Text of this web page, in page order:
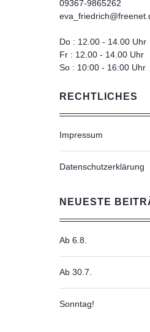
09367-9865262
Do : 12.00 - 14.00 Uhr
Fr : 12.00 - 14.00 Uhr
So : 10:00 - 16:00 Uhr
RECHTLICHES
Impressum
Datenschutzerklärung
NEUESTE
Ab 6.8.
Ab 30.7.
Sonntag!